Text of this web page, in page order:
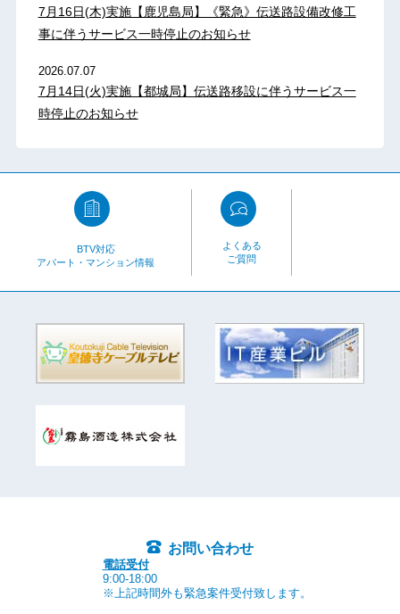
7月16日(木)実施【鹿児島局】《緊急》伝送路設備改修工
事に伴うサービス一時停止のお知らせ
2026.07.07
7月14日(火)実施【都城局】伝送路移設に伴うサービス一
時停止のお知らせ
BTV対応
アパート・マンション情報
よくある
ご質問
お問い合わせ
電話受付
9:00-18:00
※上記時間外も緊急案件受付致します。